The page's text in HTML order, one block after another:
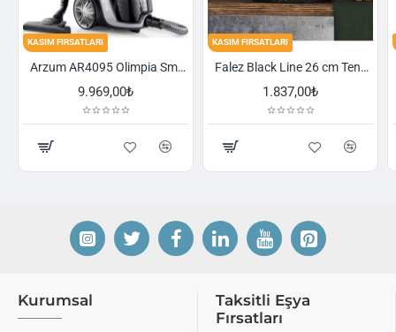
KASIM FIRSATLARI
1.837,00₺
KASIM FIRSATLARI
2.521,00₺
Kurumsal
Taksitli Eşya
Fırsatları